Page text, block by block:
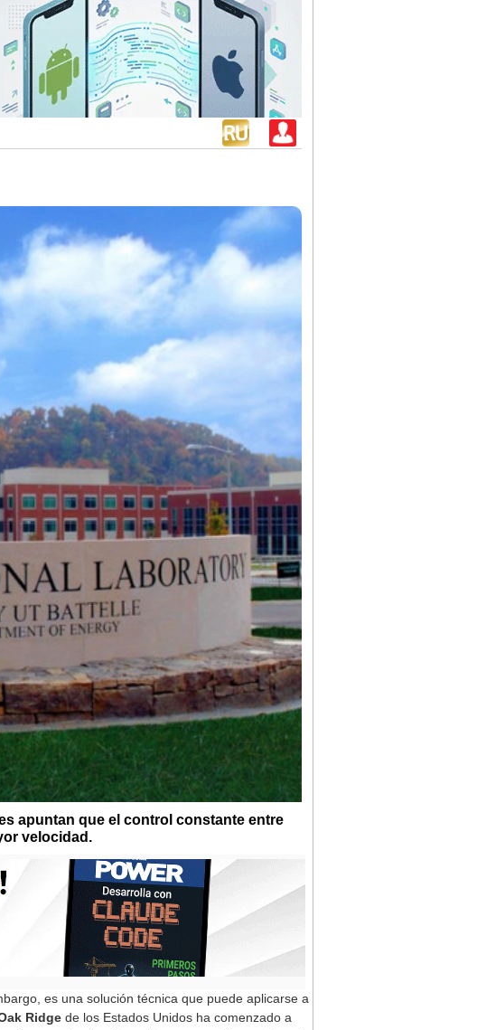
apuntan que el control constante entre
velocidad.
es una solución técnica que puede aplicarse a
Ridge de los Estados Unidos ha comenzado a